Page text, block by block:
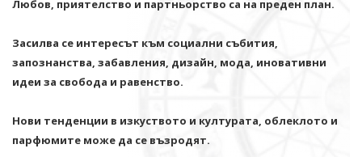
Любов, приятелство и партньорство са на преден план.
Засилва се интересът към социални събития,
запознанства, забавления, дизайн, мода, иновативни
идеи за свобода и равенство.
Нови тенденции в изкуството и културата, облеклото и
парфюмите може да се възродят.